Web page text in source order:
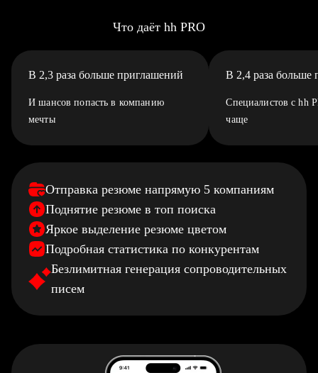
Что даёт hh PRO
В 2,3 раза больше приглашений
И шансов попасть в компанию
мечты
В 2,4 раза больше
Специалистов с hh
чаще
Отправка резюме напрямую 5 компаниям
Поднятие резюме в топ поиска
Яркое выделение резюме цветом
Подробная статистика по конкурентам
Безлимитная генерация сопроводительных
писем